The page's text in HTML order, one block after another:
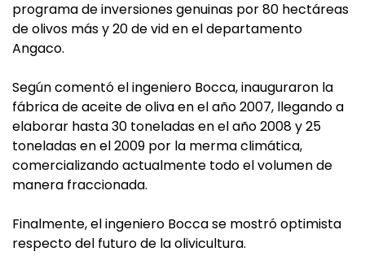
programa de inversiones genuinas por 80 hectáreas
de olivos más y 20 de vid en el departamento
Angaco.
Según comentó el ingeniero Bocca, inauguraron la
fábrica de aceite de oliva en el año 2007, llegando a
elaborar hasta 30 toneladas en el año 2008 y 25
toneladas en el 2009 por la merma climática,
comercializando actualmente todo el volumen de
manera fraccionada.
Finalmente, el ingeniero Bocca se mostró optimista
respecto del futuro de la olivicultura.